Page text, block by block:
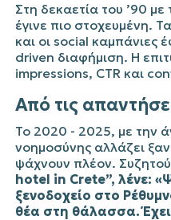
Στη δεκαετία του ’90
έγινε πιο στοχευμένη.
και οι social καμπάνιες
driven διαφήμιση. Η
impressions, CTR και
Από τις
Το 2020 - 2025, με την
νοημοσύνης αλλάζει
ψάχνουν πλέον.
hotel in Crete”, λένε:
ξενοδοχείο στο
θέα στη θάλασσα.